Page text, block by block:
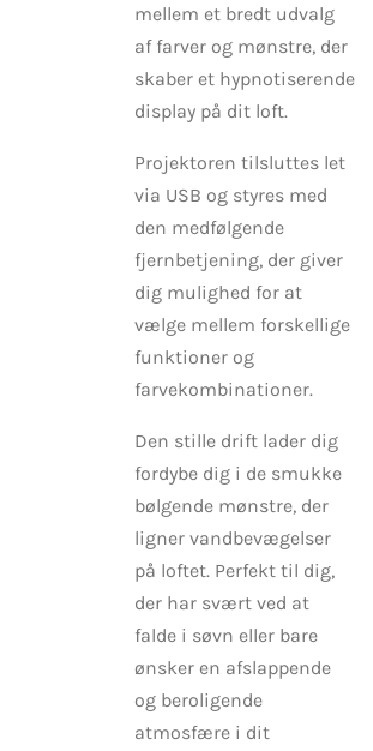
mellem et bredt udvalg
af farver og mønstre, der
skaber et hypnotiserende
display på dit loft.
Projektoren tilsluttes let
via USB og styres med
den medfølgende
fjernbetjening, der giver
dig mulighed for at
vælge mellem forskellige
funktioner og
farvekombinationer.
Den stille drift lader dig
fordybe dig i de smukke
bølgende mønstre, der
ligner vandbevægelser
på loftet. Perfekt til dig,
der har svært ved at
falde i søvn eller bare
ønsker en afslappende
og beroligende
atmosfære i dit